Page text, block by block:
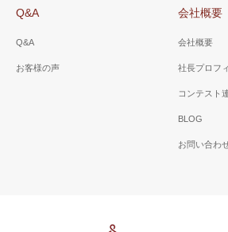
Q&A
Q&A
お客様の声
会社概要
会社概要
社長プロフ
コンテスト
BLOG
お問い合わ